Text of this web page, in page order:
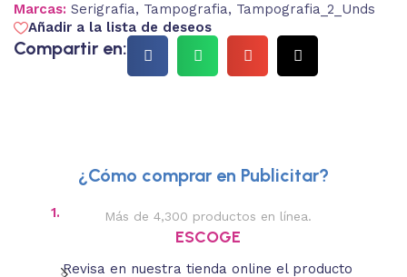
Marcas: Serigrafia, Tampografia, Tampografia_2_Unds
Añadir a la lista de deseos
Compartir en:
¿Cómo comprar en Publicitar?
1. Más de 4,300 productos en línea.
ESCOGE
Revisa en nuestra tienda online el producto